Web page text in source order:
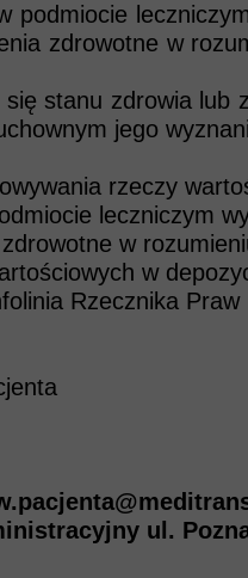
podmiocie
zdrowotne w
stanu zdrowia lub
jego
rzeczy
zdrowotne w
w
Rzecznika Praw
ul.